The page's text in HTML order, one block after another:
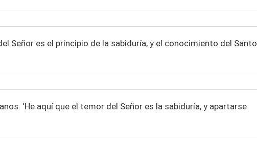
Señor es el principio de la sabiduría, y el conocimiento del Santo
‘He aquí que el temor del Señor es la sabiduría, y apartarse